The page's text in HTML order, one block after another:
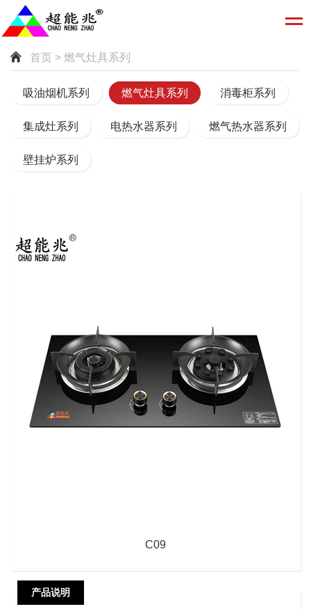
首页 > 燃气灶具系列
吸油烟机系列 燃气灶具系列 消毒柜系列
集成灶系列 电热水器系列 燃气热水器系列
壁挂炉系列
C09
产品说明